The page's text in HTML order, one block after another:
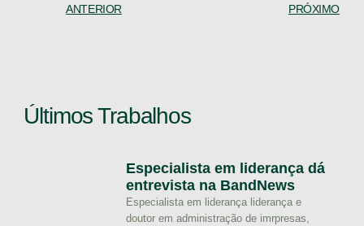
ANTERIOR PRÓXIMO
Últimos Trabalhos
Especialista em liderança dá
entrevista na BandNews
Especialista em liderança liderança e
doutor em administração de imrpresas,